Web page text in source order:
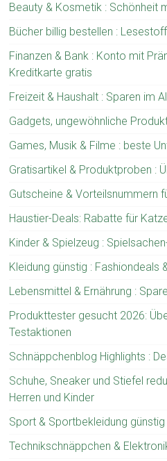
Beauty & Kosmetik : Schönheit
Bücher billig bestellen :
Finanzen & Bank : Konto mit
Kreditkarte gratis
Freizeit & Haushalt : Sparen im
Gadgets, ungewöhnliche
Games, Musik & Filme : beste
Gratisartikel & Produktproben :
Gutscheine & Vorteilsnummern
Haustier-Deals: Rabatte für
Kinder & Spielzeug :
Kleidung günstig : Fashiondeals
Lebensmittel & Ernährung :
Produkttester gesucht 2026:
Testaktionen
Schnäppchenblog Highlights :
Schuhe, Sneaker und Stiefel
Herren und Kinder
Sport & Sportbekleidung günstig
Technikschnäppchen &